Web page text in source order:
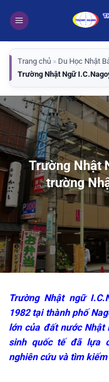
qua
dung
Trang chủ » Du Học Nhật
Trường Nhật Ngữ
Trường Nhật
trường
Trường Nhật ngữ
1982 tại thành phố
lớn của đất nước Nhật
sinh quốc tế đã lựa
nghiên cứu và tìm